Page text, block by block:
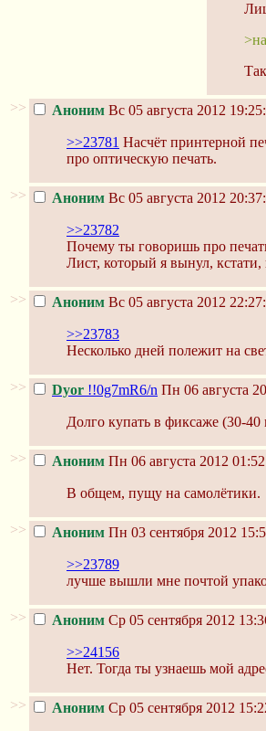
>> Аноним Вс 05 августа 2012
>>23781 Насчёт принтерной
про оптическую печать.
>> Аноним Вс 05 августа 2012
>>23782
Почему ты говоришь про
Лист, который я вынул,
>> Аноним Вс 05 августа 2012
>>23783
Несколько дней полежит на
>> Dyor !!0g7mR6/n Пн 06 августа
Долго купать в фиксаже (30-
>> Аноним Пн 06 августа 2012
В общем, пущу на самолётики.
>> Аноним Пн 03 сентября 2012
>>23789
лучше вышли мне почтой
>> Аноним Ср 05 сентября 2012
>>24156
Нет. Тогда ты узнаешь мой
>> Аноним Ср 05 сентября 2012